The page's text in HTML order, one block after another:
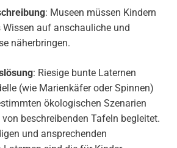
: Museen müssen Kindern
auf anschauliche und
näherbringen.
: Riesige bunte Laternen
(wie Marienkäfer oder Spinnen)
ökologischen Szenarien
beschreibenden Tafeln begleitet.
und ansprechenden